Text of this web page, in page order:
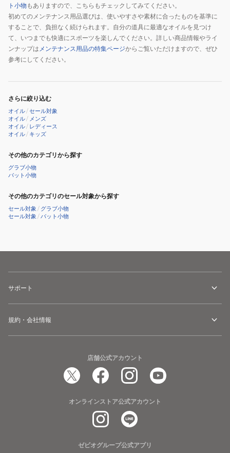
い
の
ち
ブ
ク
ト小物 もありますので、こちらもチェックしてみてください。
初めてのメンテナンス用品選びは、使いやすさや素材に合ったものを基準に
することで、負担なく続けられます。自分の道具に最適なオイルを見つけ
て、いつまでも快適にスポーツを楽しんでください。詳しい商品情報やライ
ンナップは メンテナンス用品の特集ページからご覧いただけますので、ぜひ
参考にしてください。
さらに絞り込む
オイル/セール対象
オイル/ メンズ
オイル/ レディース
オイル/ キッズ
その他のカテゴリから探す
グラブ小物
バット小物
その他のカテゴリのセール対象から探す
セール対象 / グラブ小物
セール対象 /バット小物
サポート
規約・会社情報
店舗公式アカウント
オンラインストア公式アカウント
ゼビオグループ公式アプリ